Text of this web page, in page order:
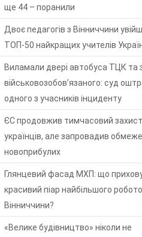
ще 44 – поранили
Двоє педагогів з Вінниччини
ТОП-50 найкращих учителів
Виламали двері автобуса ТЦК та
військовозобов’язаного: суд
одного з учасників інциденту
ЄС продовжив тимчасовий
українців, але запровадив
новоприбулих
Глянцевий фасад МХП: що
красивий піар найбільшого
Вінниччини?
«Велике будівництво» ніколи не